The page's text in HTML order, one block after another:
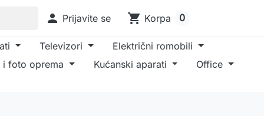
 Prijavite se shopping_cart Korpa 0
Televizori
Električni romobili
i foto oprema
Kućanski aparati Office